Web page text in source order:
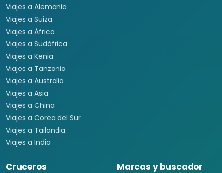
Viajes a Alemania
Viajes a Suiza
Viajes a África
Viajes a Sudáfrica
Viajes a Kenia
Viajes a Tanzania
Viajes a Australia
Viajes a Asia
Viajes a China
Viajes a Corea del Sur
Viajes a Tailandia
Viajes a India
Cruceros Marcas y buscador